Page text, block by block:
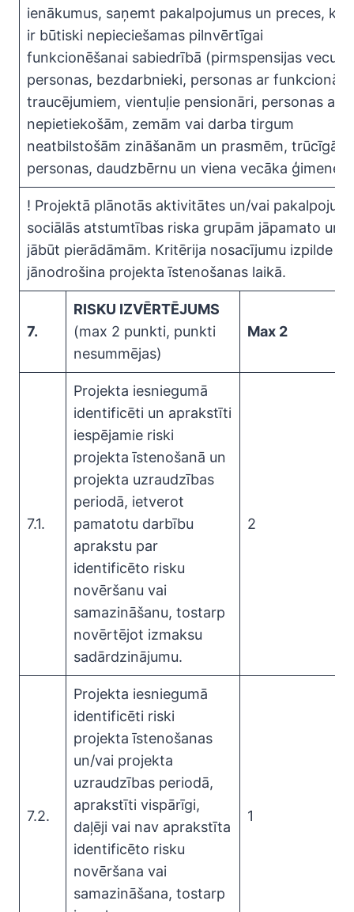
ienākumus, saņemt pakalpojumus un preces,
ir būtiski nepieciešamas pilnvērtīgai
funkcionēšanai sabiedrībā (pirmspensijas
personas, bezdarbnieki, personas ar
traucējumiem, vientuļie pensionāri, personas ar
nepietiekošām, zemām vai darba tirgum
neatbilstošām zināšanām un prasmēm, trūcīgās
personas, daudzbērnu un viena vecāka ģimenes.
! Projektā plānotās aktivitātes un/vai pakalpojumi
sociālās atstumtības riska grupām jāpamato un
jābūt pierādāmām. Kritērija nosacījumu izpilde
jānodrošina projekta īstenošanas laikā.
7.
RISKU IZVĒRTĒJUMS
(max 2 punkti, punkti
nesummējas)
Max 2
7.1.
Projekta iesniegumā
identificēti un aprakstīti
iespējamie riski
projekta īstenošanā un
projekta uzraudzības
periodā, ietverot
pamatotu darbību
aprakstu par
identificēto risku
novēršanu vai
samazināšanu, tostarp
novērtējot izmaksu
sadārdzinājumu.
2
7.2.
Projekta iesniegumā
identificēti riski
projekta īstenošanas
un/vai projekta
uzraudzības periodā,
aprakstīti vispārīgi,
daļēji vai nav aprakstīta
identificēto risku
novēršana vai
samazināšana, tostarp
1